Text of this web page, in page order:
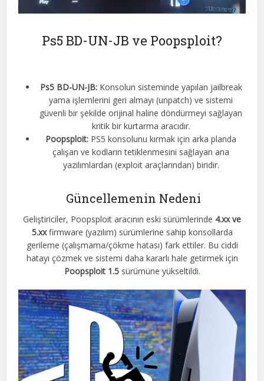
Ps5 BD-UN-JB ve Poopsploit?
Ps5 BD-UN-JB:Konsolun sisteminde yapılan jailbreak
yama işlemlerini geri almayı (unpatch) ve sistemi
güvenli bir şekilde orijinal haline döndürmeyi sağlayan
kritik bir kurtarma aracıdır.
Poopsploit: PS5 konsolunu kırmak için arka planda
çalışan ve kodların tetiklenmesini sağlayan ana
yazılımlardan (exploit araçlarından) biridir.
Güncellemenin Nedeni
Geliştiriciler, Poopsploit aracının eski sürümlerinde 4.xx ve
5.xxfirmware (yazılım) sürümlerine sahip konsollarda
gerileme (çalışmama/çökme hatası) fark ettiler. Bu ciddi
hatayı çözmek ve sistemi daha kararlı hale getirmek için
Poopsploit 1.5sürümüne yükseltildi.